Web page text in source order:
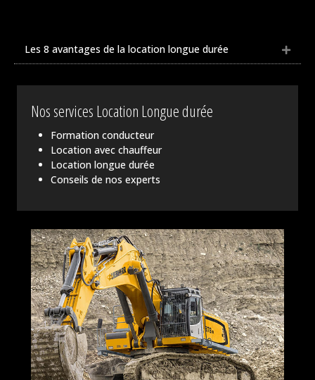
Les 8 avantages de la location longue durée
Nos services Location Longue durée
Formation conducteur
Location avec chauffeur
Location longue durée
Conseils de nos experts